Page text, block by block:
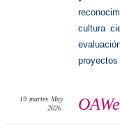
cultura
proyectos
19 martes May
2026